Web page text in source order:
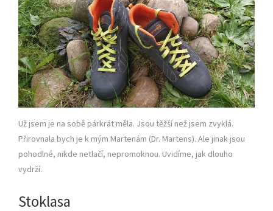
Už jsem je na sobě párkrát měla. Jsou těžší než jsem zvyklá.
Přirovnala bych je k mým Martenám (Dr. Martens). Ale jinak jsou
pohodlné, nikde netlačí, nepromoknou. Uvidíme, jak dlouho
vydrží.
Stoklasa